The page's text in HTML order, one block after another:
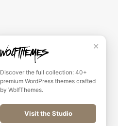
✕
Discover the full collection: 40+
premium WordPress themes crafted
by WolfThemes.
Visit the Studio